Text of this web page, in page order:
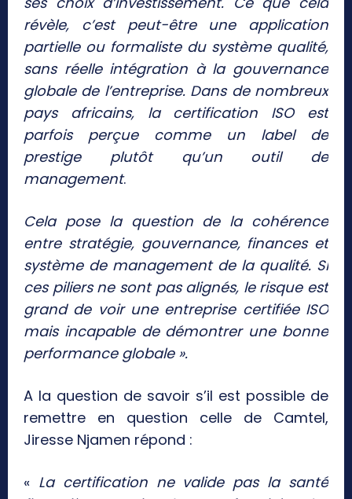
révèle, c’est peut-être une application
partielle ou formaliste du système qualité,
sans réelle intégration à la gouvernance
globale de l’entreprise. Dans de nombreux
pays africains, la certification ISO est
parfois perçue comme un label de
prestige plutôt qu’un outil de
management.
Cela pose la question de la cohérence
entre stratégie, gouvernance, finances et
système de management de la qualité. Si
ces piliers ne sont pas alignés, le risque est
grand de voir une entreprise certifiée ISO
mais incapable de démontrer une bonne
performance globale ».
A la question de savoir s’il est possible de
remettre en question celle de Camtel,
Jiresse Njamen répond :
« La certification ne valide pas la santé